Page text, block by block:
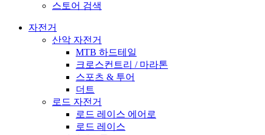
스토어 검색
자전거
산악 자전거
MTB 하드테일
크로스컨트리 / 마라톤
스포츠 & 투어
더트
로드 자전거
로드 레이스 에어로
로드 레이스